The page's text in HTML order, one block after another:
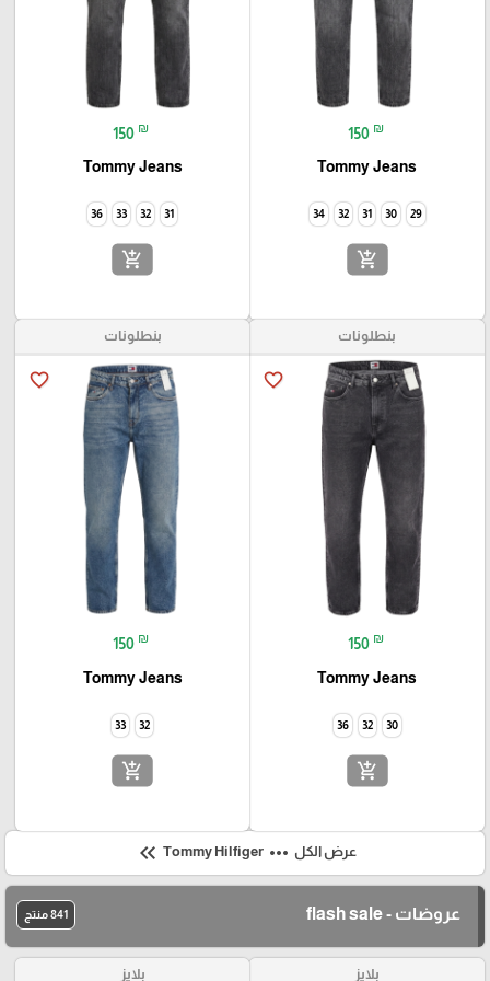
150 ₪
Tommy Jeans
29
30
31
32
34
add_shopping_cart
150 ₪
Tommy Jeans
31
32
33
36
add_shopping_cart
بنطلونات
favorite_border
150 ₪
Tommy Jeans
30
32
36
add_shopping_cart
بنطلونات
favorite_border
150 ₪
Tommy Jeans
32
33
add_shopping_cart
عرض الكل more_horiz
Tommy Hilfiger
keyboard_double_arrow_left
عروضات - flash sale 841 منتج
بلايز بلايز